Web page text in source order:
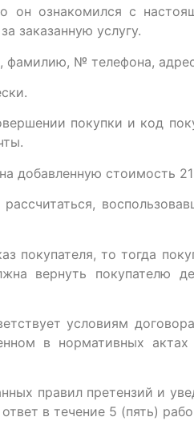
он ознакомился с
заказанную услугу.
фамилию, № телефона,
покупки и код
добавленную стоимость 21
покупателя, то тогда
вернуть покупателю
условиям
в нормативных актах
правил претензий и
в течение 5 (пять)